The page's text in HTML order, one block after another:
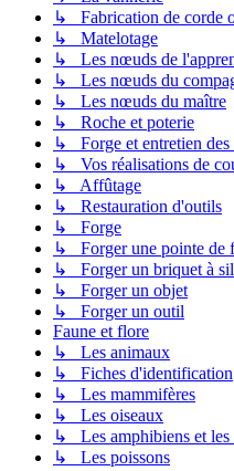
↳ Fabrication de corde
↳ Matelotage
↳ Les nœuds de
↳ Les nœuds du
↳ Les nœuds du maître
↳ Roche et poterie
↳ Forge et entretien des
↳ Vos réalisations de
↳ Affûtage
↳ Restauration d'outils
↳ Forge
↳ Forger une pointe de
↳ Forger un briquet à
↳ Forger un objet
↳ Forger un outil
Faune et flore
↳ Les animaux
↳ Fiches d'identification
↳ Les mammifères
↳ Les oiseaux
↳ Les amphibiens et les
↳ Les poissons